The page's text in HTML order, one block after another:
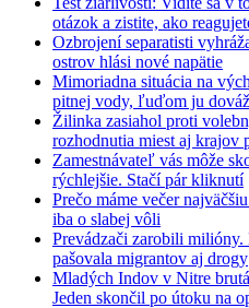
otázok a zistite, ako
Ozbrojení separatisti
ostrov hlási nové napätie
Mimoriadna situácia na
pitnej vody, ľuďom ju
Žilinka zasiahol proti
rozhodnutia miest aj krajov
Zamestnávateľ vás môže
rýchlejšie. Stačí pár kliknutí
Prečo máme večer
iba o slabej vôli
Prevádzači zarobili
pašovala migrantov aj drogy
Mladých Indov v Nitre
Jeden skončil po útoku na